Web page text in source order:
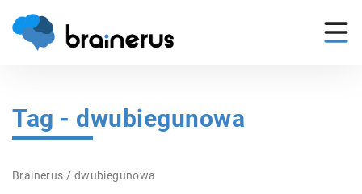
Tag - dwubiegunowa
Brainerus / dwubiegunowa